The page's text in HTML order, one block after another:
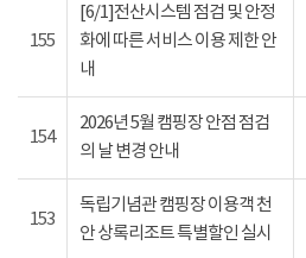
155
[6/1]전산시스템 점검 및 안정
화에 따른 서비스 이용 제한 안
내
154
2026년 5월 캠핑장 안점 점검
의 날 변경 안내
153
독립기념관 캠핑장 이용객 천
안 상록리조트 특별할인 실시